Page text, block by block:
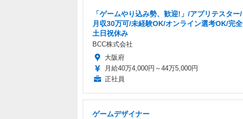
「ゲームやり込み勢、歓迎!」/アプリテスター/
月収30万可/未経験OK/オンライン選考OK/完全
土日祝休み
BCC株式会社
大阪府
月給40万4,000円～44万5,000円
正社員
ゲームデザイナー